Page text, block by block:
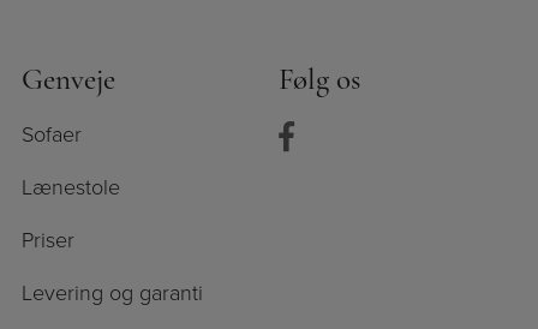
Genveje
Sofaer
Lænestole
Priser
Levering og garanti
Følg os